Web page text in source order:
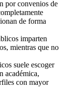
por convenios de
de forma
imparten
mientras que no
suele escoger
académica,
con mayor